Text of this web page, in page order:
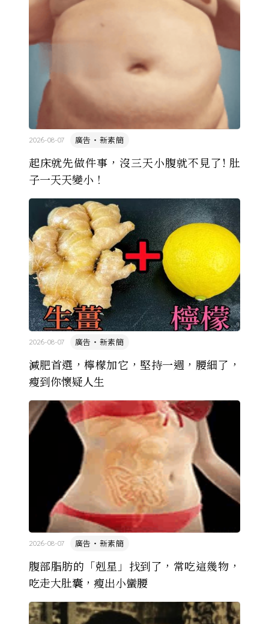
的協定保護 ...
起床就先做件事，沒三天小腹就不見了! 肚
子一天天變小！
廣告・新素簡
2026-08-07
減肥首選，檸檬加它，堅持一週，腰細了，
瘦到你懷疑人生
廣告・新素簡
2026-08-07
腹部脂肪的「剋星」找到了，常吃這幾物，
吃走大肚囊，瘦出小蠻腰
廣告・新素簡
2026-08-07